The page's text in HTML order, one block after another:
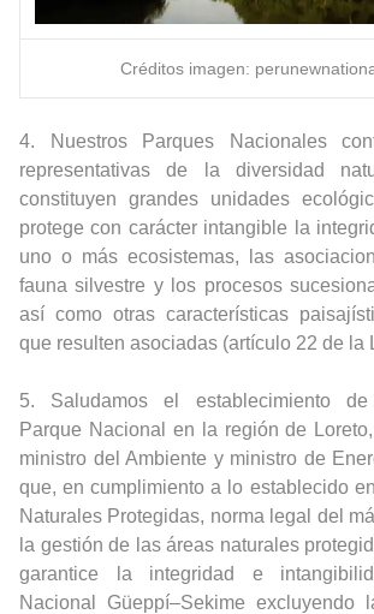
Créditos imagen:
4. Nuestros Parques Nacionales
representativas de la diversidad
constituyen grandes unidades
protege con carácter intangible la
uno o más ecosistemas, las
fauna silvestre y los procesos
así como otras características
que resulten asociadas (artículo 22 de la
5. Saludamos el establecimiento
Parque Nacional en la región de
ministro del Ambiente y ministro de
que, en cumplimiento a lo establecido
Naturales Protegidas, norma legal del
la gestión de las áreas naturales
garantice la integridad e
Nacional Güeppí–Sekime excluyendo